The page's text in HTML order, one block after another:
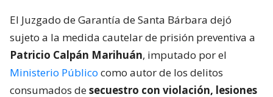
El Juzgado de Garantía de Santa Bárbara dejó
sujeto a la medida cautelar de prisión preventiva a
Patricio Calpán Marihuán, imputado por el
Ministerio Público como autor de los delitos
consumados desecuestro con violación, lesiones